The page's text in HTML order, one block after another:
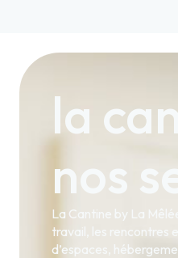
la
nos
La Cantine by La
travail, les rencontres
d’espaces,